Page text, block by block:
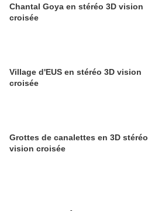
Chantal Goya en stéréo 3D vision
croisée
Village d'EUS en stéréo 3D vision
croisée
Grottes de canalettes en 3D stéréo
vision croisée